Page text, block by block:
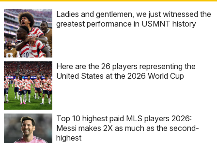
Ladies and gentlemen, we just witnessed the
greatest performance in USMNT history
Here are the 26 players representing the
United States at the 2026 World Cup
Top 10 highest paid MLS players 2026:
Messi makes 2X as much as the second-
highest